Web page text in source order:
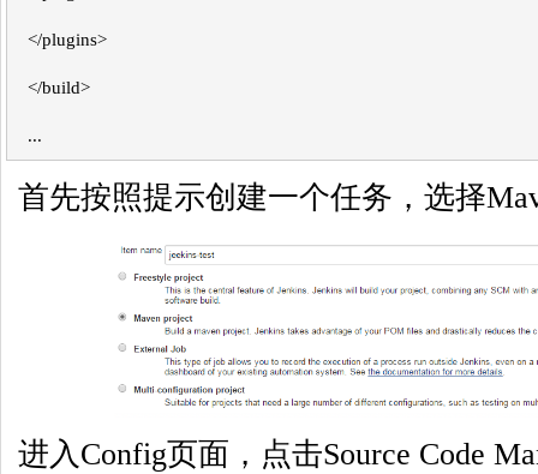
</plugins>
</build>
...
首先按照提示创建一个任务，选择
进入Config页面，点击Source Code